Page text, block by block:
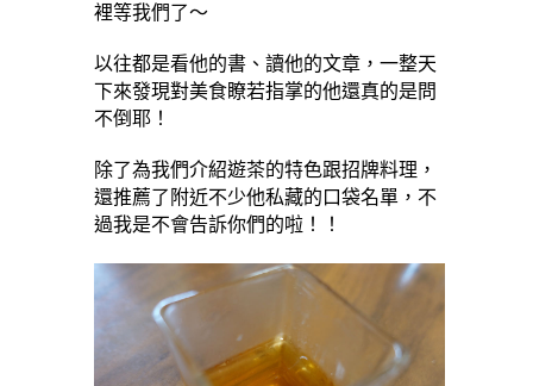
裡等我們了～
以往都是看他的書、讀他的文章，一整天
下來發現對美食瞭若指掌的他還真的是問
不倒耶！
除了為我們介紹遊茶的特色跟招牌料理，
還推薦了附近不少他私藏的口袋名單，不
過我是不會告訴你們的啦！！